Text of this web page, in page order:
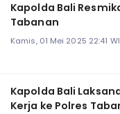
Kapolda Bali
Tabanan
Kamis, 01 Mei 2025 22:41
Kapolda Bali
Kerja ke Polres